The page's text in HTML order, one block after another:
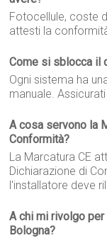
Fotocellule, coste
attesti la
Come si sblocca il
Ogni sistema ha
manuale.
A cosa servono la
Conformità?
La Marcatura CE
Dichiarazione di
l'installatore deve
A chi mi rivolgo
Bologna?